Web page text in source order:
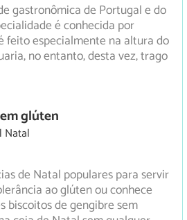
gastronômica de Portugal e do
é conhecida por
feito especialmente na altura do
no entanto, desta vez, trago
glúten
Natal
de Natal populares para servir
ao glúten ou conhece
biscoitos de gengibre sem